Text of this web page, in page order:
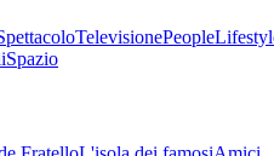
TelevisionePeople
Spazio